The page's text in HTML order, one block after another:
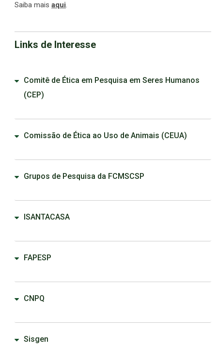
Saiba mais aqui.
Links de Interesse
Comitê de Ética em Pesquisa em Seres Humanos
(CEP)
Comissão de Ética ao Uso de Animais (CEUA)
Grupos de Pesquisa da FCMSCSP
ISANTACASA
FAPESP
CNPQ
Sisgen